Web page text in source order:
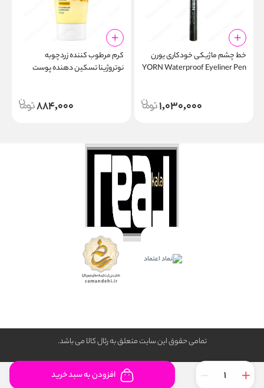
افزودن به سبد خرید
خط چشم ماژیکی خودکاری یورن
YORN Waterproof Eyeliner Pen
1,030,000
کرم مرطوب‌ کننده زردچوبه
نوتروژینا تسکین دهنده پوست
884,000
تمامی حقوق این سایت متعلق به رئال كالا می باشد.